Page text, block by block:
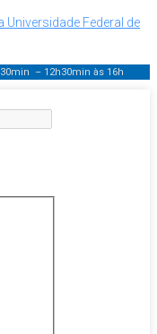
Federal de
– 12h30min às 16h